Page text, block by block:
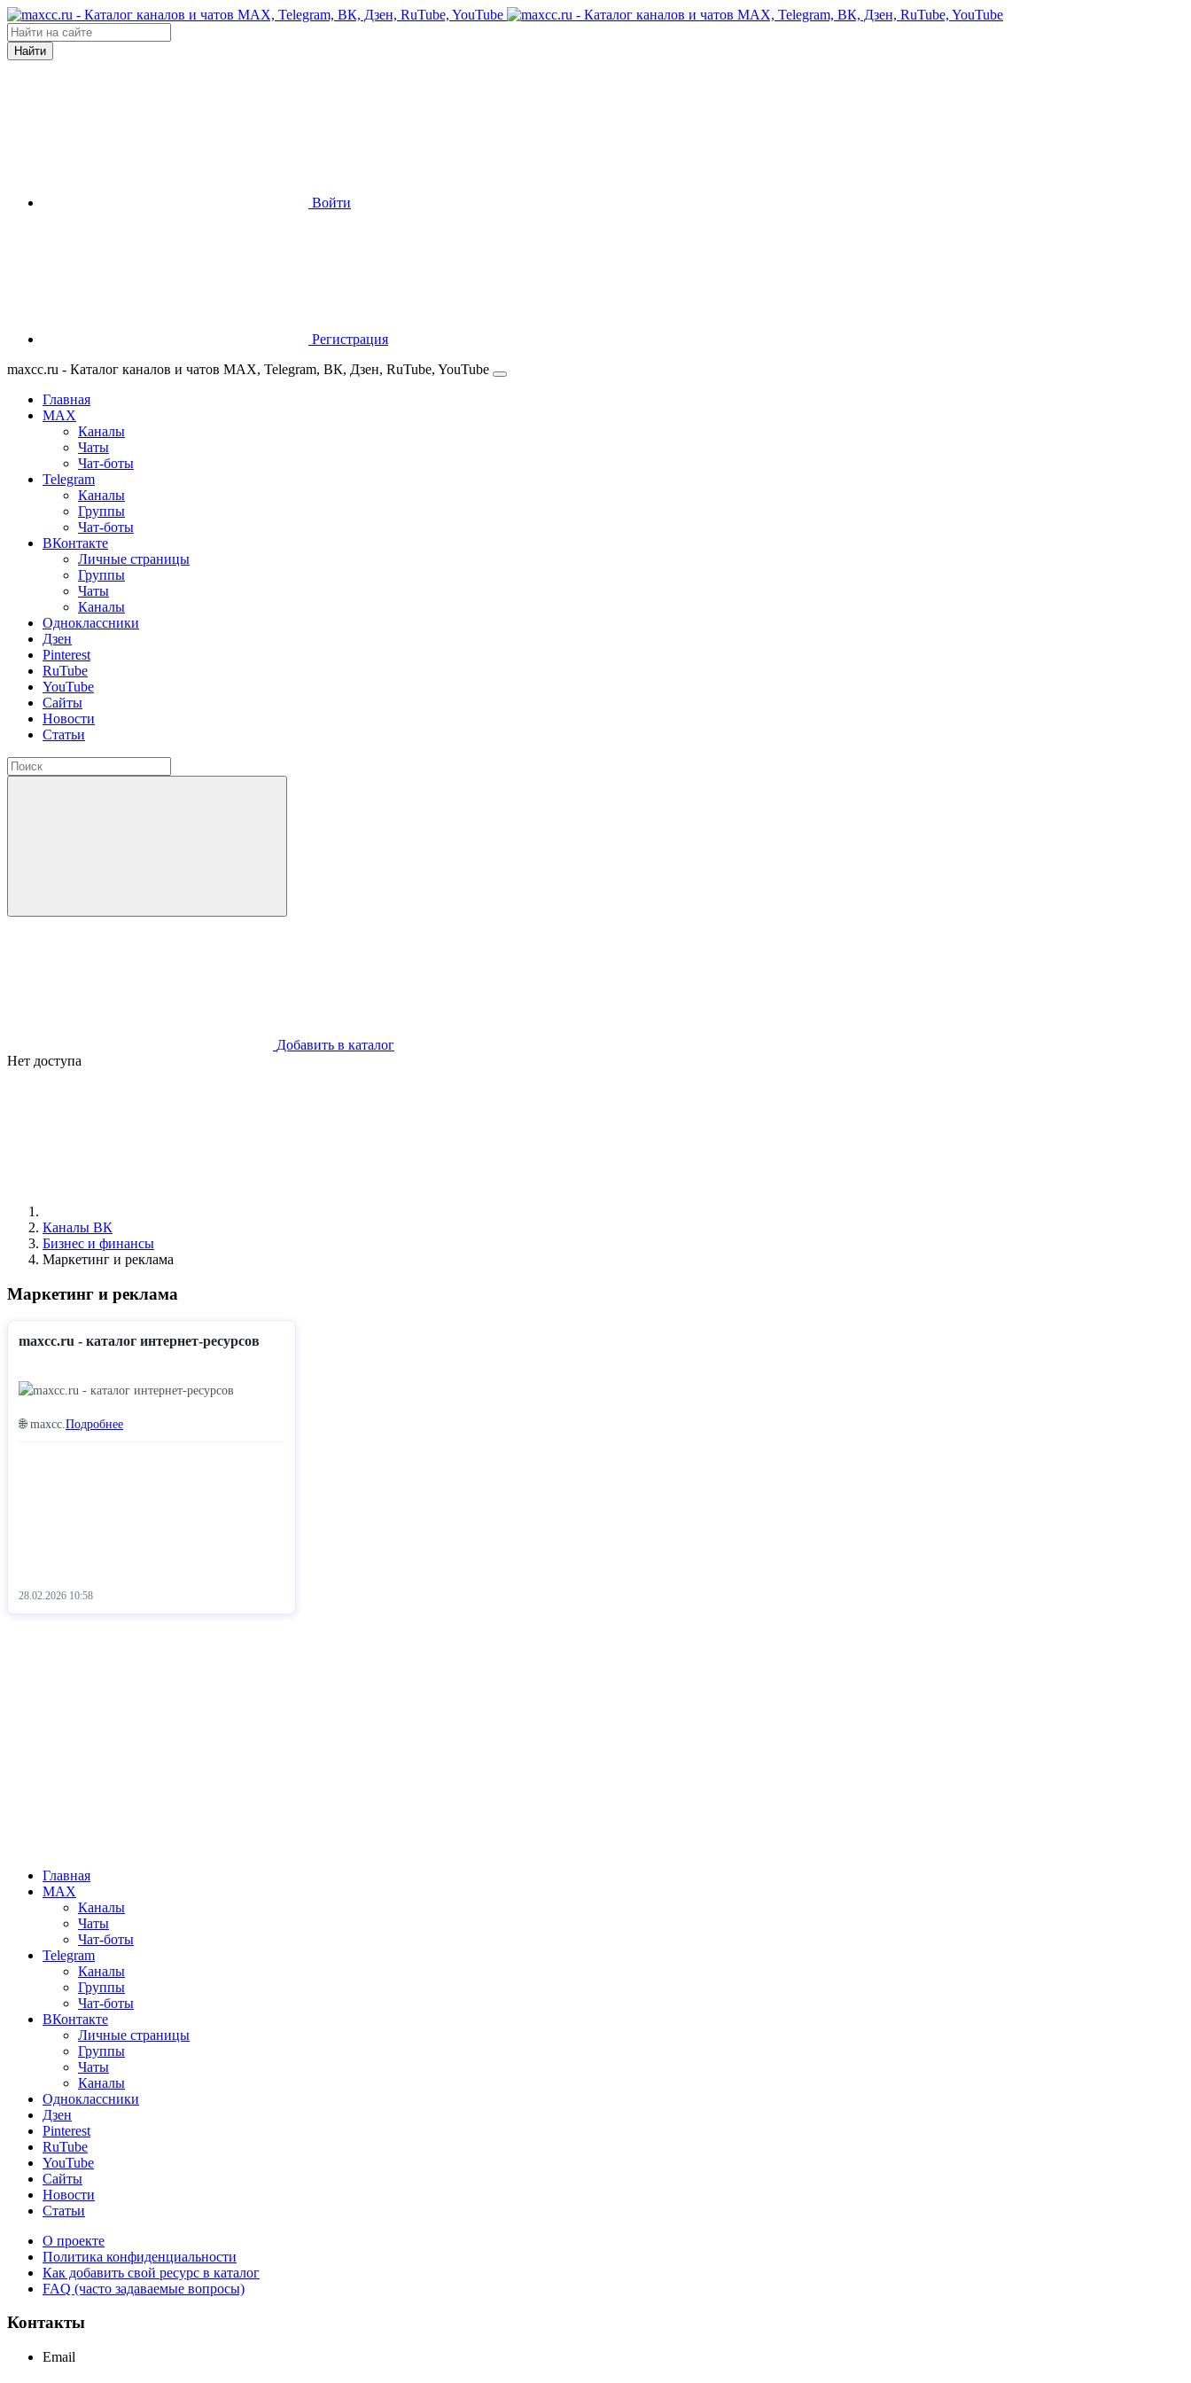
Найти
Войти
Регистрация
maxcc.ru - Каталог каналов и чатов MAX, Telegram, ВК, Дзен, RuTube, YouTube
Главная
MAX
Каналы
Чаты
Чат-боты
Telegram
Каналы
Группы
Чат-боты
ВКонтакте
Личные страницы
Группы
Чаты
Каналы
Одноклассники
Дзен
Pinterest
RuTube
YouTube
Сайты
Новости
Статьи
Добавить в каталог
Нет доступа
Каналы ВК
Бизнес и финансы
Маркетинг и реклама
Маркетинг и реклама
maxcc.ru - каталог интернет-ресурсов
🌐 maxcc. Подробнее
28.02.2026 10:58
Главная
MAX
Каналы
Чаты
Чат-боты
Telegram
Каналы
Группы
Чат-боты
ВКонтакте
Личные страницы
Группы
Чаты
Каналы
Одноклассники
Дзен
Pinterest
RuTube
YouTube
Сайты
Новости
Статьи
О проекте
Политика конфиденциальности
Как добавить свой ресурс в каталог
FAQ (часто задаваемые вопросы)
Контакты
Email